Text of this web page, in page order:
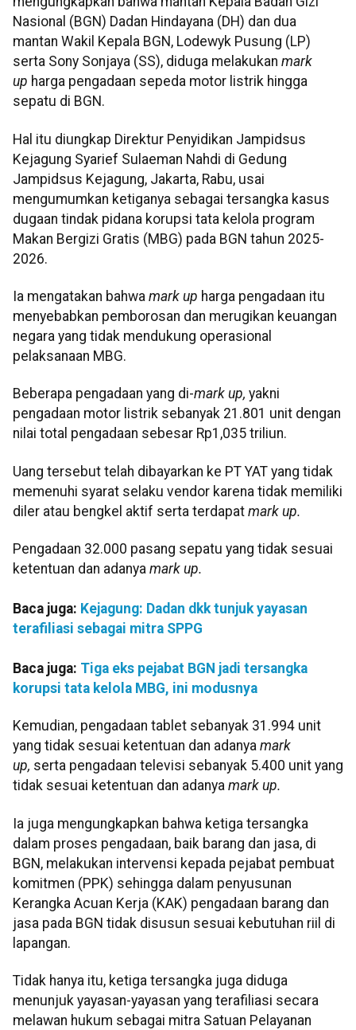
Nasional (BGN) Dadan Hindayana (DH) dan dua
mantan Wakil Kepala BGN, Lodewyk Pusung (LP)
serta Sony Sonjaya (SS), diduga melakukan mark
up harga pengadaan sepeda motor listrik hingga
sepatu di BGN.
Hal itu diungkap Direktur Penyidikan Jampidsus
Kejagung Syarief Sulaeman Nahdi di Gedung
Jampidsus Kejagung, Jakarta, Rabu, usai
mengumumkan ketiganya sebagai tersangka kasus
dugaan tindak pidana korupsi tata kelola program
Makan Bergizi Gratis (MBG) pada BGN tahun 2025-
2026.
Ia mengatakan bahwa mark up harga pengadaan itu
menyebabkan pemborosan dan merugikan keuangan
negara yang tidak mendukung operasional
pelaksanaan MBG.
Beberapa pengadaan yang di-mark up, yakni
pengadaan motor listrik sebanyak 21.801 unit dengan
nilai total pengadaan sebesar Rp1,035 triliun.
Uang tersebut telah dibayarkan ke PT YAT yang tidak
memenuhi syarat selaku vendor karena tidak memiliki
diler atau bengkel aktif serta terdapat mark up.
Pengadaan 32.000 pasang sepatu yang tidak sesuai
ketentuan dan adanya mark up.
Baca juga: Kejagung: Dadan dkk tunjuk yayasan
terafiliasi sebagai mitra SPPG
Baca juga: Tiga eks pejabat BGN jadi tersangka
korupsi tata kelola MBG, ini modusnya
Kemudian, pengadaan tablet sebanyak 31.994 unit
yang tidak sesuai ketentuan dan adanya mark
up, serta pengadaan televisi sebanyak 5.400 unit yang
tidak sesuai ketentuan dan adanya mark up.
Ia juga mengungkapkan bahwa ketiga tersangka
dalam proses pengadaan, baik barang dan jasa, di
BGN, melakukan intervensi kepada pejabat pembuat
komitmen (PPK) sehingga dalam penyusunan
Kerangka Acuan Kerja (KAK) pengadaan barang dan
jasa pada BGN tidak disusun sesuai kebutuhan riil di
lapangan.
Tidak hanya itu, ketiga tersangka juga diduga
menunjuk yayasan-yayasan yang terafiliasi secara
melawan hukum sebagai mitra Satuan Pelayanan